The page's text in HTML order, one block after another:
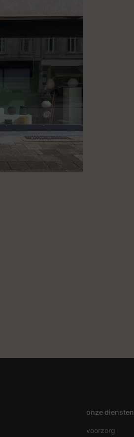
onze diensten
voorzorg